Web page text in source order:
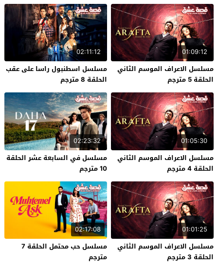
01:09:12
مسلسل الاعراف الموسم الثاني
الحلقة 5 مترجم
02:11:12
مسلسل اسطنبول راسا على عقب
الحلقة 8 مترجم
01:05:30
مسلسل الاعراف الموسم الثاني
الحلقة 4 مترجم
02:23:32
مسلسل في السابعة عشر الحلقة
10 مترجم
01:01:25
مسلسل الاعراف الموسم الثاني
الحلقة 3 مترجم
02:17:08
مسلسل حب محتمل الحلقة 7
مترجم